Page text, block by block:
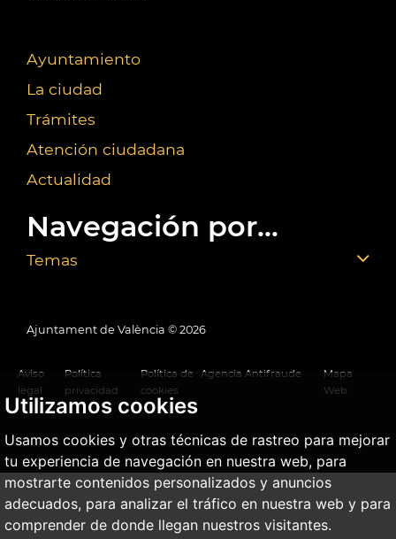
Utilizamos cookies
Usamos cookies y otras técnicas de rastreo para mejorar
tu experiencia de navegación en nuestra web, para
mostrarte contenidos personalizados y anuncios
adecuados, para analizar el tráfico en nuestra web y para
comprender de donde llegan nuestros visitantes.
Ayuntamiento
La ciudad
Trámites
Atención ciudadana
Actualidad
Navegación por...
Temas
Ajuntament de València © 2026
Aviso
legal
Política
privacidad
Política de
cookies
Agencia Antifraude
Mapa
Web